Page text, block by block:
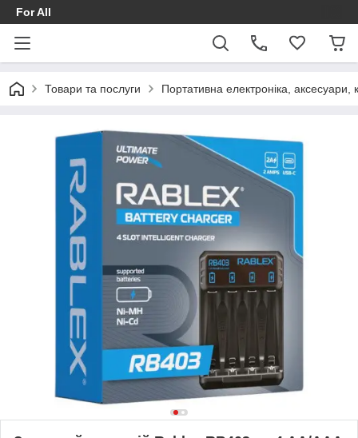
For All
Товари та послуги Портативна електроніка, аксесуари,